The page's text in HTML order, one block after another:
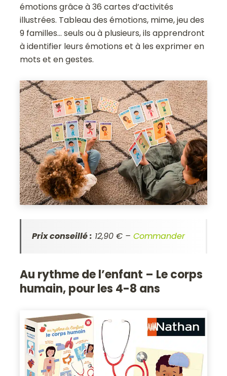
émotions grâce à 36 cartes d’activités
illustrées. Tableau des émotions, mime, jeu des
9 familles… seuls ou à plusieurs, ils apprendront
à identifier leurs émotions et à les exprimer en
mots et en gestes.
Prix conseillé : 12,90 € –Commander
Au rythme de l’enfant – Le corps
humain, pour les 4-8 ans